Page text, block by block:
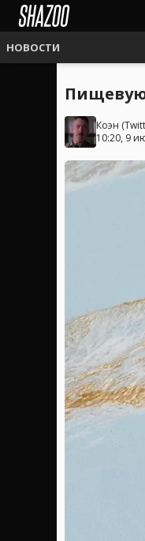
НОВОСТИ
Пищевую
Коэн (
10:20, 9